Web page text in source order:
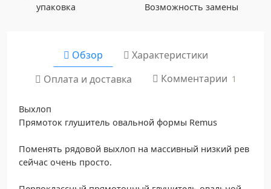
упаковка
Возможность замены
Обзор
Характеристики
Оплата и доставка
Комментарии 1
Выхлоп
Прямоток глушитель овальной формы Remus
Поменять рядовой выхлоп на массивный низкий рев
сейчас очень просто.